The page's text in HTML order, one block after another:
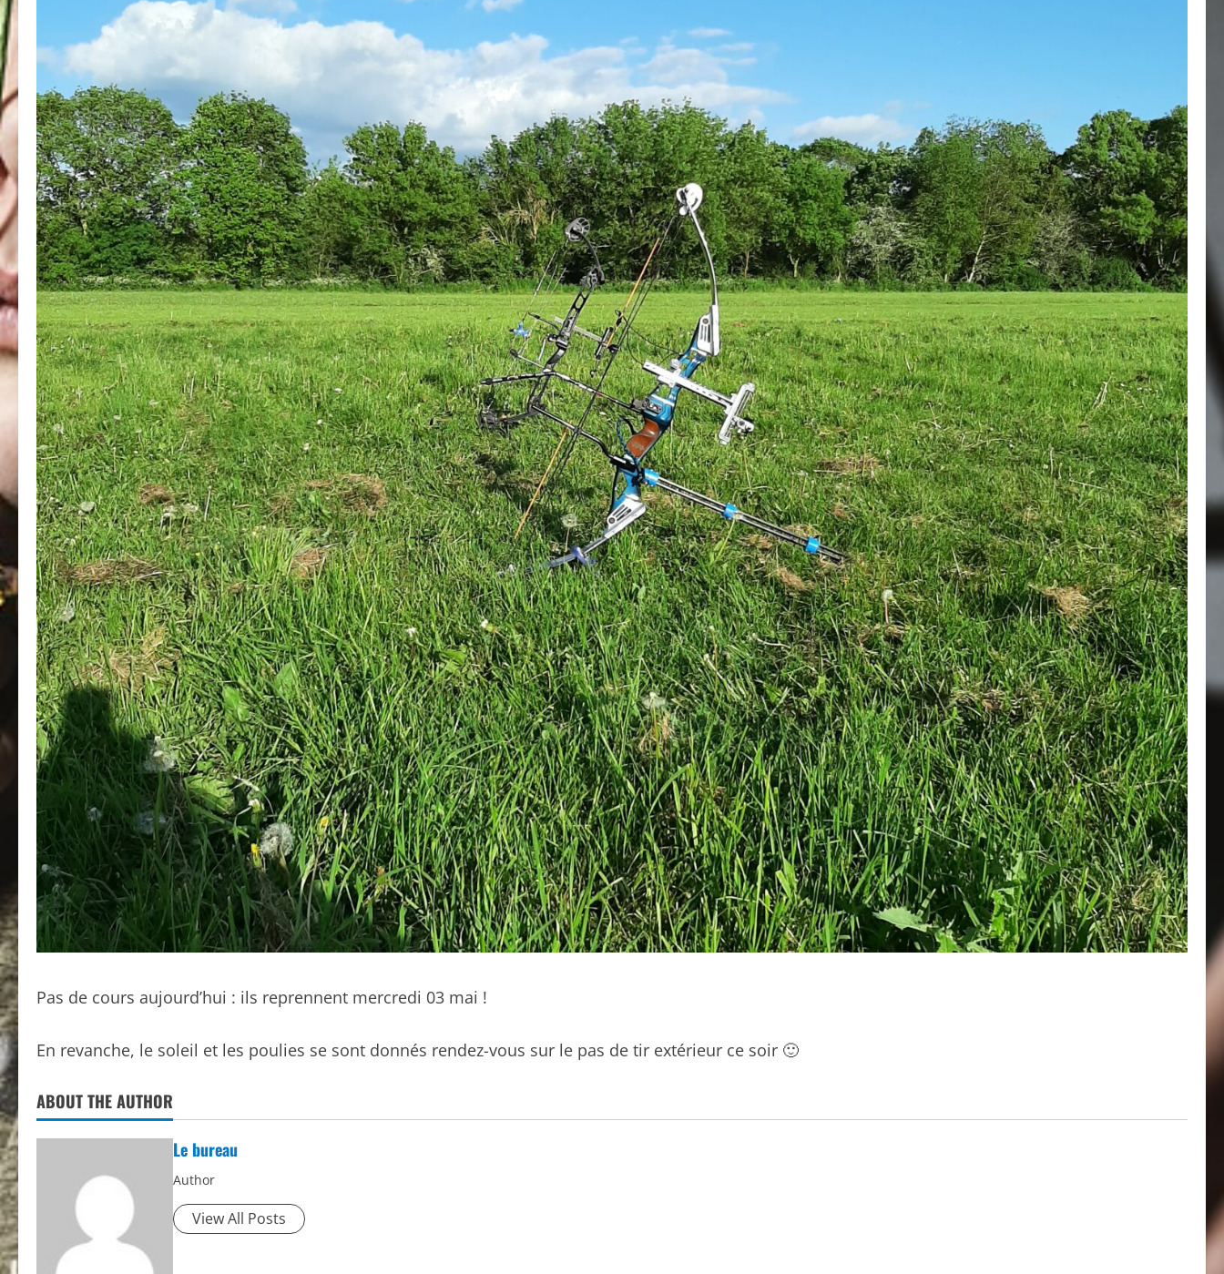
Pas de cours aujourd’hui : ils reprennent mercredi 03 mai !
En revanche, le soleil et les poulies se sont donnés rendez-vous sur le pas de tir extérieur ce soir 🙂
ABOUT THE AUTHOR
Le bureau
Author
View All Posts